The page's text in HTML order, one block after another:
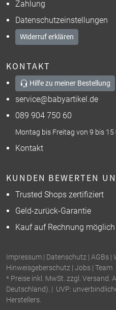
Zahlung
Datenschutzeinstellungen
Widerruf erklären
KONTAKT
Hilfe zu meiner Bestellung
service@babyartikel.de
089 904 750 60
Montag bis Freitag von 9 bis 15
Kontakt
KUNDEN BEWERTEN
Trusted Shops zertifiziert
Geld-zurück-Garantie
Kauf auf Rechnung möglich
Impressum | Datenschutz | AGBs |
Hinweisgeberschutz | Jobs | Team
* Preise inkl. MwSt. zzgl. Versand.
Deutschland). | UVP:
Herstellers.